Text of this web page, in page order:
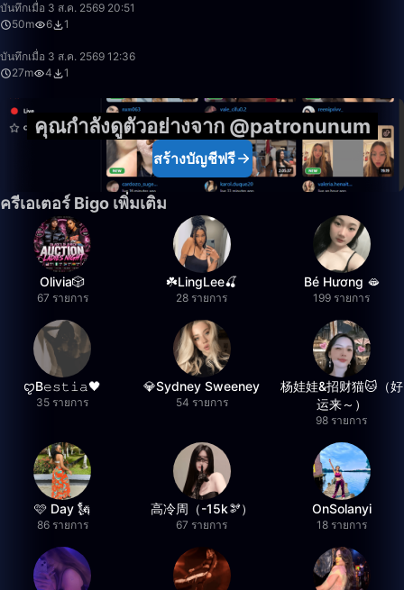
บันทึกเมื่อ 3 ส.ค. 2569 20:51
50m
6 1
บันทึกเมื่อ 3 ส.ค. 2569 12:36
27m
4 1
คุณกำลังดูตัวอย่างจาก @patronunum
สร้างบัญชีฟรี
ครีเอเตอร์ Bigo เพิ่มเติม
Olivia🎲
67 รายการ
☘️LingLee🍒
28 รายการ
Bé Hương 🫦
199 รายการ
ꨄB𝚎𝚜𝚝𝚒𝚊🖤
35 รายการ
💎Sydney Sweeney
54 รายการ
杨娃娃&招财猫🐱（好
运来～）
98 รายการ
🩷 Day 🗽
86 รายการ
高冷周（-15k🫘）
67 รายการ
OnSolanyi
18 รายการ